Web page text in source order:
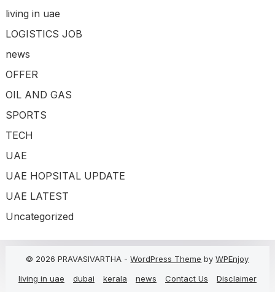
living in uae
LOGISTICS JOB
news
OFFER
OIL AND GAS
SPORTS
TECH
UAE
UAE HOPSITAL UPDATE
UAE LATEST
Uncategorized
© 2026 PRAVASIVARTHA -WordPress Theme byWPEnjoy
living in uae
dubai kerala news Contact Us
Disclaimer